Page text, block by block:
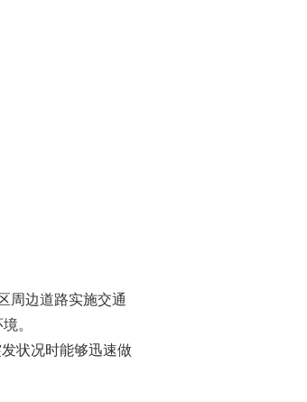
周边道路实施交通
。
状况时能够迅速做